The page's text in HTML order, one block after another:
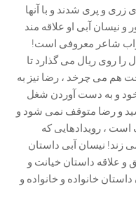
و پری شدند و با آنها
نیسان آبی او علاقه مند
شاعر معروفی است!
روی ریال می گذارد تا
هم می چرخد ​​، رضا نیز به
خود و به دست آوردن شغل
و رضا متوقف نمی شود و
، رویدادهایی که
زند! نیسان آبی داستان
علاقه داستان خیانت و
خانواده و خانواده و